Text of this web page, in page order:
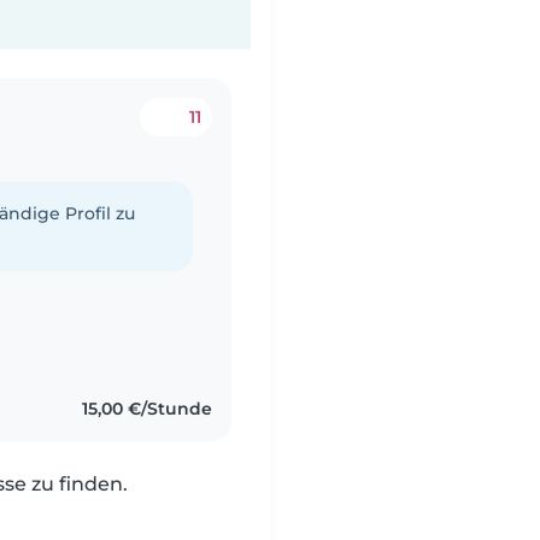
11
Profil zu
15,00 €/Stunde
zu finden.